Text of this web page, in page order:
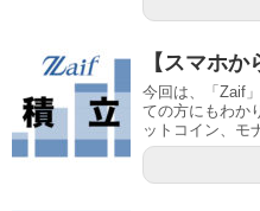
【スマホ
今回は、「Zaif
ての方にもわか
ットコイン、モ